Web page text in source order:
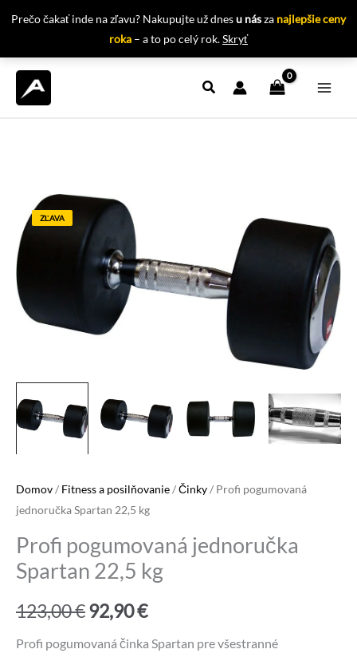
Prečo čakať inde na zľavu? Nakupujte už dnesu násza najlepšie ceny
roka – a to po celý rok.Skryť
Preskočiť
ZĽAVA
Domov/ Fitness a posilňovanie/Činky/ Profi pogumovaná
jednoručka Spartan 22,5 kg
Profi pogumovaná jednoručka
Spartan 22,5 kg
123,00€Pôvodná
cena
92,90€Aktuálna
cena
Profi pogumovaná činka Spartan pre všestranné